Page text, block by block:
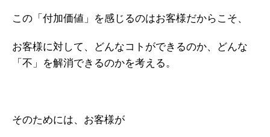
この「付加価値」を感じるのはお客様だからこそ、
お客様に対して、どんなコトができるのか、どんな
「不」を解消できるのかを考える。
そのためには、お客様が